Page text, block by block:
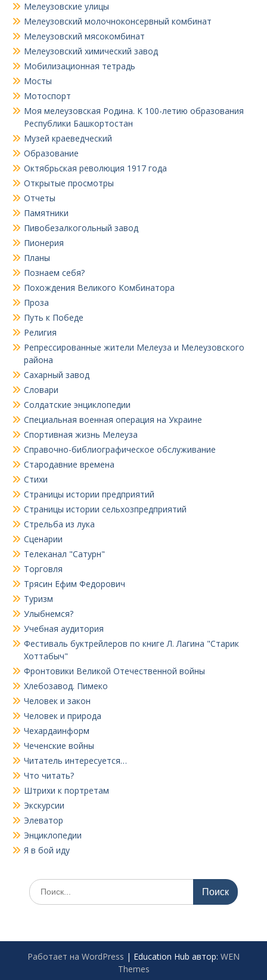
Мелеузовские улицы
Мелеузовский молочноконсервный комбинат
Мелеузовский мясокомбинат
Мелеузовский химический завод
Мобилизационная тетрадь
Мосты
Мотоспорт
Моя мелеузовская Родина. К 100-летию образования
Республики Башкортостан
Музей краеведческий
Образование
Октябрьская революция 1917 года
Открытые просмотры
Отчеты
Памятники
Пивобезалкогольный завод
Пионерия
Планы
Познаем себя?
Похождения Великого Комбинатора
Проза
Путь к Победе
Религия
Репрессированные жители Мелеуза и Мелеузовского
района
Сахарный завод
Словари
Солдатские энциклопедии
Специальная военная операция на Украине
Спортивная жизнь Мелеуза
Справочно-библиографическое обслуживание
Стародавние времена
Стихи
Страницы истории предприятий
Страницы истории сельхозпредприятий
Стрельба из лука
Сценарии
Телеканал "Сатурн"
Торговля
Трясин Ефим Федорович
Туризм
Улыбнемся?
Учебная аудитория
Фестиваль буктрейлеров по книге Л. Лагина "Старик
Хоттабыч"
Фронтовики Великой Отечественной войны
Хлебозавод. Пимеко
Человек и закон
Человек и природа
Чехардаинформ
Чеченские войны
Читатель интересуется…
Что читать?
Штрихи к портретам
Экскурсии
Элеватор
Энциклопедии
Я в бой иду
Поиск
по:
Работает на WordPress | Education Hub автор: WEN
Themes